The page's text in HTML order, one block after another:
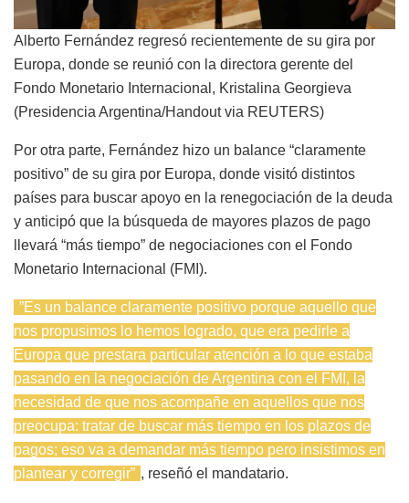
Alberto Fernández regresó recientemente de su gira por
Europa, donde se reunió con la directora gerente del
Fondo Monetario Internacional, Kristalina Georgieva
(Presidencia Argentina/Handout via REUTERS)
Por otra parte, Fernández hizo un balance “claramente
positivo” de su gira por Europa, donde visitó distintos
países para buscar apoyo en la renegociación de la deuda
y anticipó que la búsqueda de mayores plazos de pago
llevará “más tiempo” de negociaciones con el Fondo
Monetario Internacional (FMI).
”Es un balance claramente positivo porque aquello que
nos propusimos lo hemos logrado, que era pedirle a
Europa que prestara particular atención a lo que estaba
pasando en la negociación de Argentina con el FMI, la
necesidad de que nos acompañe en aquellos que nos
preocupa: tratar de buscar más tiempo en los plazos de
pagos; eso va a demandar más tiempo pero insistimos en
plantear y corregir” , reseñó el mandatario.